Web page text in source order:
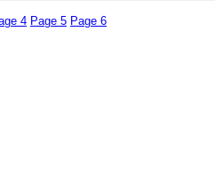
4 Page 5 Page 6